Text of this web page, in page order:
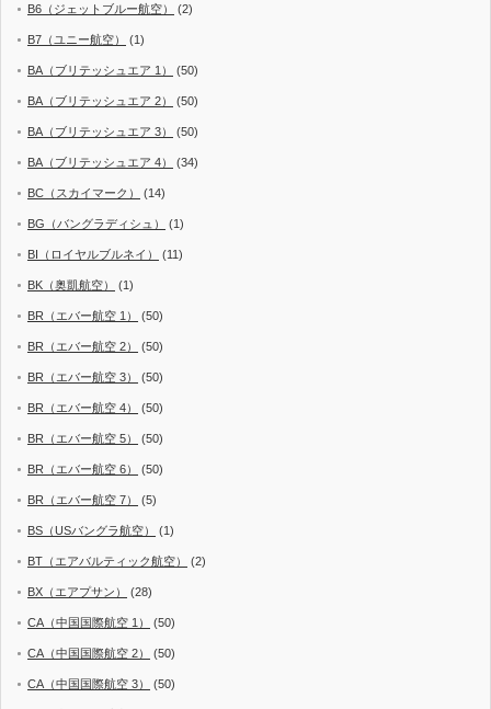
B6（ジェットブルー航空） (2)
B7（ユニー航空） (1)
BA（ブリテッシュエア 1） (50)
BA（ブリテッシュエア 2） (50)
BA（ブリテッシュエア 3） (50)
BA（ブリテッシュエア 4） (34)
BC（スカイマーク） (14)
BG（バングラディシュ） (1)
BI（ロイヤルブルネイ） (11)
BK（奥凱航空） (1)
BR（エバー航空 1） (50)
BR（エバー航空 2） (50)
BR（エバー航空 3） (50)
BR（エバー航空 4） (50)
BR（エバー航空 5） (50)
BR（エバー航空 6） (50)
BR（エバー航空 7） (5)
BS（USバングラ航空） (1)
BT（エアバルティック航空） (2)
BX（エアプサン） (28)
CA（中国国際航空 1） (50)
CA（中国国際航空 2） (50)
CA（中国国際航空 3） (50)